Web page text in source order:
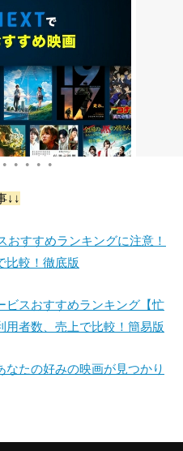
● ● ● ● ●
↓↓
おすすめランキングに注意！
比較！徹底版
ビスおすすめランキング【忙
用者数、売上で比較！簡易版
たの好みの映画が見つかり